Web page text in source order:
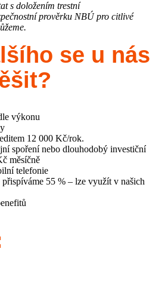
s doložením trestní
prověrku NBÚ pro citlivé
se u nás
výkonu
12 000 Kč/rok.
spoření nebo dlouhodobý investiční
měsíčně
telefonie
přispíváme 55 % – lze využít v našich